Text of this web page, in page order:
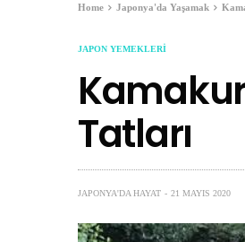
Home Japonya'da Yaşamak
JAPON YEMEKLERI
Tatları
JAPONYA'DA HAYAT 21 MAYIS 2020